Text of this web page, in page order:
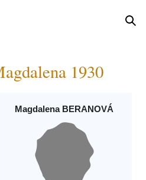
1930
Magdalena BERANOVÁ